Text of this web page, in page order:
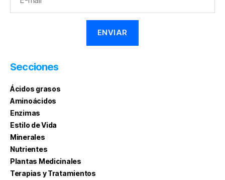
Secciones
Ácidos grasos
Aminoácidos
Enzimas
Estilo de Vida
Minerales
Nutrientes
Plantas Medicinales
Terapias y Tratamientos